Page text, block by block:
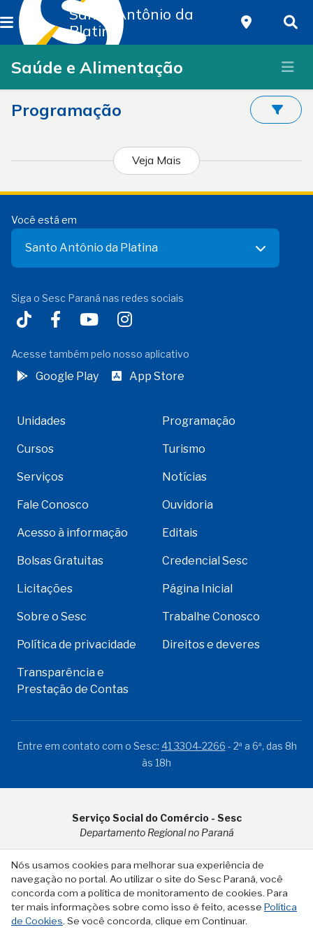
Nós usamos cookies para melhorar sua experiência de
navegação no portal. Ao utilizar o site do Sesc Paraná, você
concorda com a política de monitoramento de cookies. Para
ter mais informações sobre como isso é feito, acesse Política
de Cookies. Se você concorda, clique em Continuar.
Santo Antônio da
Platina
Saúde e Alimentação
Programação
Veja Mais
Você está em
Santo Antônio da Platina
Siga o Sesc Paraná nas redes sociais
Acesse também pelo nosso aplicativo
Google Play App Store
Unidades Programação
Cursos Turismo
Serviços Notícias
Fale Conosco Ouvidoria
Acesso à informação Editais
Bolsas Gratuitas Credencial Sesc
Licitações Página Inicial
Sobre o Sesc Trabalhe Conosco
Política de privacidade Direitos e deveres
Transparência e
Prestação de Contas
Entre em contato com o Sesc: 41 3304-2266 - 2ª a 6ª, das 8h
às 18h
Serviço Social do Comércio - Sesc
Departamento Regional no Paraná
Rua Visconde do Rio Branco, 931 - CEP 80.410-001 - Curitiba -
PR